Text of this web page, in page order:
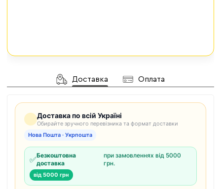
Доставка Оплата
Доставка по всій Україні
Обирайте зручного перевізника та формат доставки
Нова Пошта · Укрпошта
✅Безкоштовна
доставка
при замовленнях від 5000
грн.
від 5000 грн